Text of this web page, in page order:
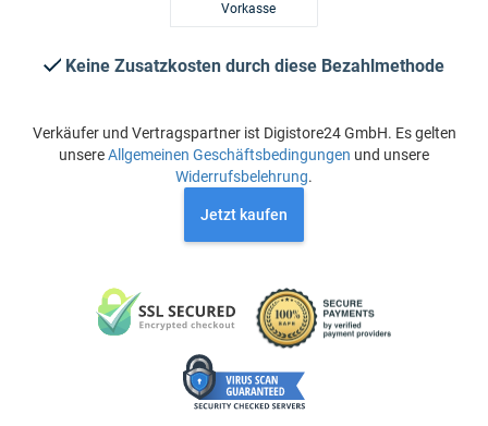
Vorkasse
Keine Zusatzkosten durch diese Bezahlmethode
Verkäufer und Vertragspartner ist Digistore24 GmbH. Es gelten
unsereAllgemeinen Geschäftsbedingungen und unsere
Widerrufsbelehrung.
Jetzt kaufen